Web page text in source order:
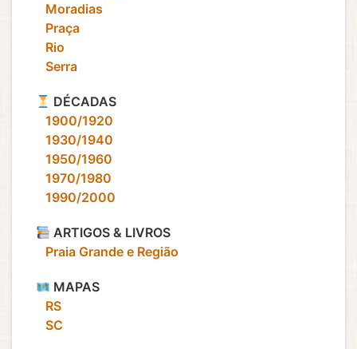
‎ ‎ ‎ Moradias
‎ ‎ ‎ Praça
‎ ‎ ‎ Rio
‎ ‎ ‎ Serra
DÉCADAS
‎ ‎ ‎ 1900/1920
‎ ‎ ‎ 1930/1940
‎ ‎ ‎ 1950/1960
‎ ‎ ‎ 1970/1980
‎ ‎ ‎ 1990/2000
ARTIGOS & LIVROS
‎ ‎ ‎ Praia Grande e Região
MAPAS
‎ ‎ ‎ RS
‎ ‎ ‎ SC